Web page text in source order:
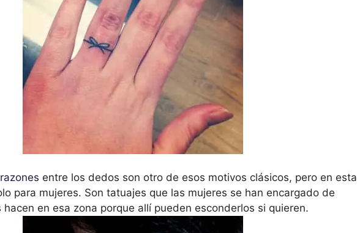
entre los dedos son otro de esos motivos clásicos, pero en esta
para mujeres. Son tatuajes que las mujeres se han encargado de
hacen en esa zona porque allí pueden esconderlos si quieren.